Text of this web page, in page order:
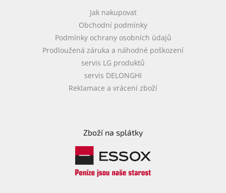
Jak nakupovat
Obchodní podmínky
Podmínky ochrany osobních údajů
Prodloužená záruka a náhodné poškození
servis LG produktů
servis DELONGHI
Reklamace a vrácení zboží
Zboží na splátky